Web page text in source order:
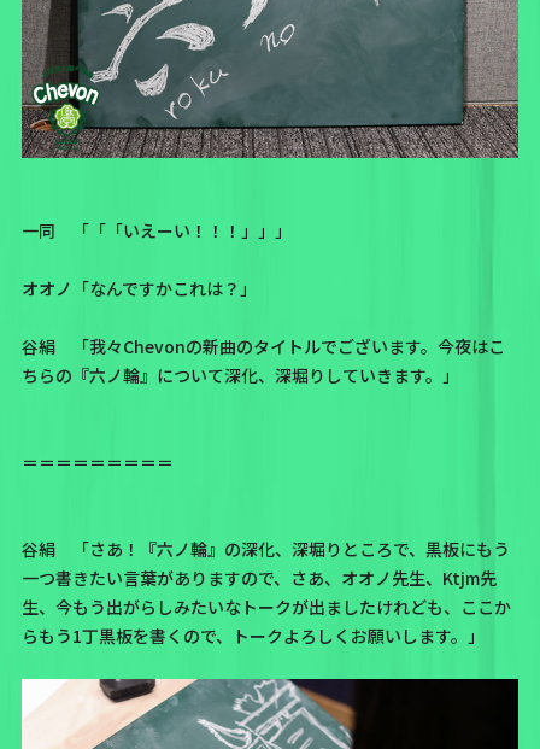
一同 「「「いえーい！！！」」」
オオノ「なんですかこれは？」
谷絹 「我々Chevonの新曲のタイトルでございます。今夜はこ
ちらの『六ノ輪』について深化、深堀りしていきます。」
＝＝＝＝＝＝＝＝＝
谷絹 「さあ！『六ノ輪』の深化、深堀りところで、黒板にもう
一つ書きたい言葉がありますので、さあ、オオノ先生、Ktjm先
生、今もう出がらしみたいなトークが出ましたけれども、ここか
らもう1丁黒板を書くので、トークよろしくお願いします。」